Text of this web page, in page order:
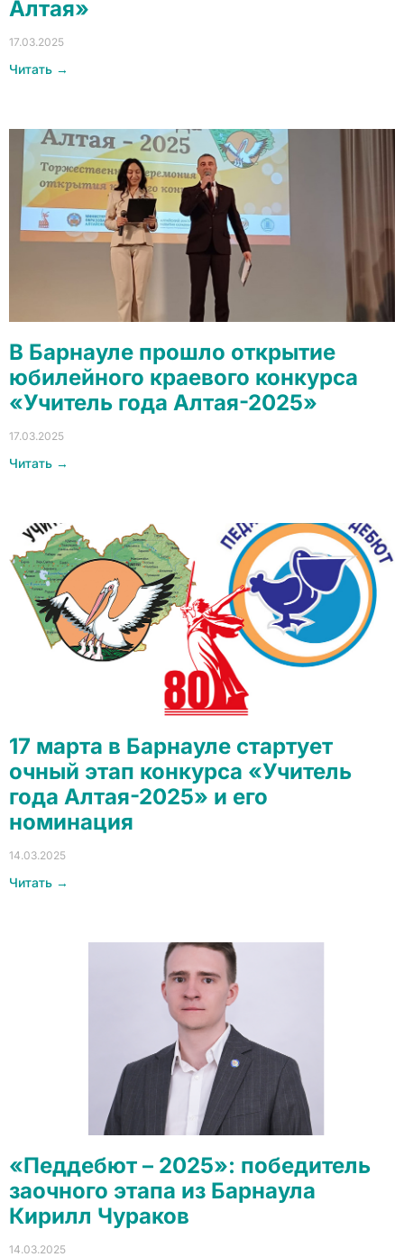
Алтая»
17.03.2025
Читать →
В Барнауле прошло открытие
юбилейного краевого конкурса
«Учитель года Алтая-2025»
17.03.2025
Читать →
17 марта в Барнауле стартует
очный этап конкурса «Учитель
года Алтая-2025» и его
номинация
14.03.2025
Читать →
«Педдебют – 2025»: победитель
заочного этапа из Барнаула
Кирилл Чураков
14.03.2025